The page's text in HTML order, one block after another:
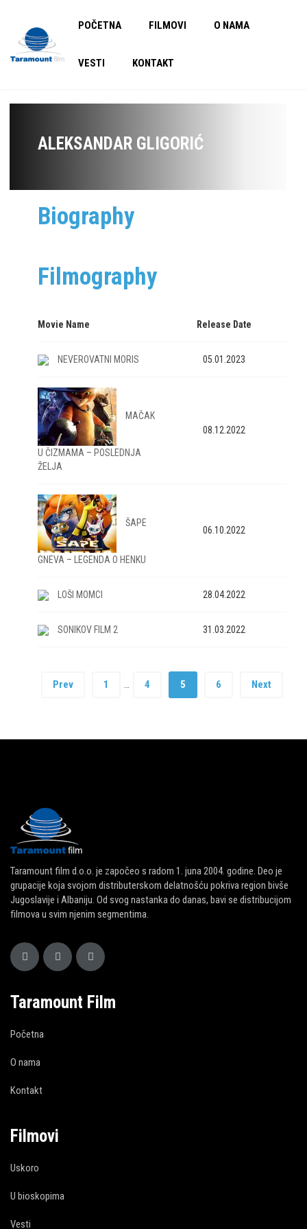
POČETNA FILMOVI O NAMA
VESTI KONTAKT
ALEKSANDAR GLIGORIĆ
Biography
Filmography
Movie Name Release Date
NEVEROVATNI MORIS 05.01.2023
MAČAK
U ČIZMAMA – POSLEDNJA
ŽELJA
08.12.2022
ŠAPE
GNEVA – LEGENDA O HENKU
06.10.2022
LOŠI MOMCI 28.04.2022
SONIKOV FILM 2 31.03.2022
Prev 1 4 5 6 Next
Taramount film d.o.o. je započeo s radom 1. juna 2004. godine. Deo je
grupacije koja svojom distributerskom delatnošću pokriva region bivše
Jugoslavije i Albaniju. Od svog nastanka do danas, bavi se distribucijom
filmova u svim njenim segmentima.
Taramount Film
Početna
O nama
Kontakt
Filmovi
Uskoro
U bioskopima
Vesti